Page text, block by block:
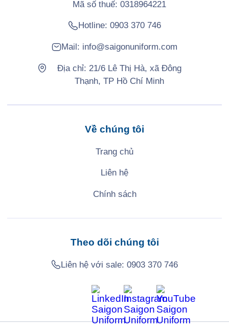
Mã số thuế: 0318964221
Hotline: 0903 370 746
Mail: info@saigonuniform.com
Địa chỉ: 21/6 Lê Thị Hà, xã Đông
Thạnh, TP Hồ Chí Minh
Về chúng tôi
Trang chủ
Liên hệ
Chính sách
Theo dõi chúng tôi
Liên hệ với sale:0903 370 746